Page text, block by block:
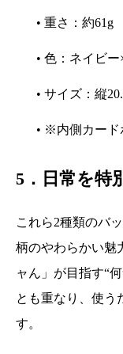
• 重さ：約61g
• 色：ネイビ
• サイズ：縦
• ※内側カード
5．日常を特
これら2種類のバ
柄のやわらかい魅
ャん」が目指す“
とも重なり、使う
す。